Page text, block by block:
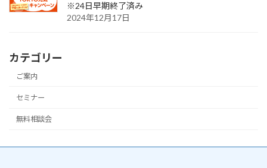
※24日早期終了済み
2024年12月17日
カテゴリー
ご案内
セミナー
無料相談会